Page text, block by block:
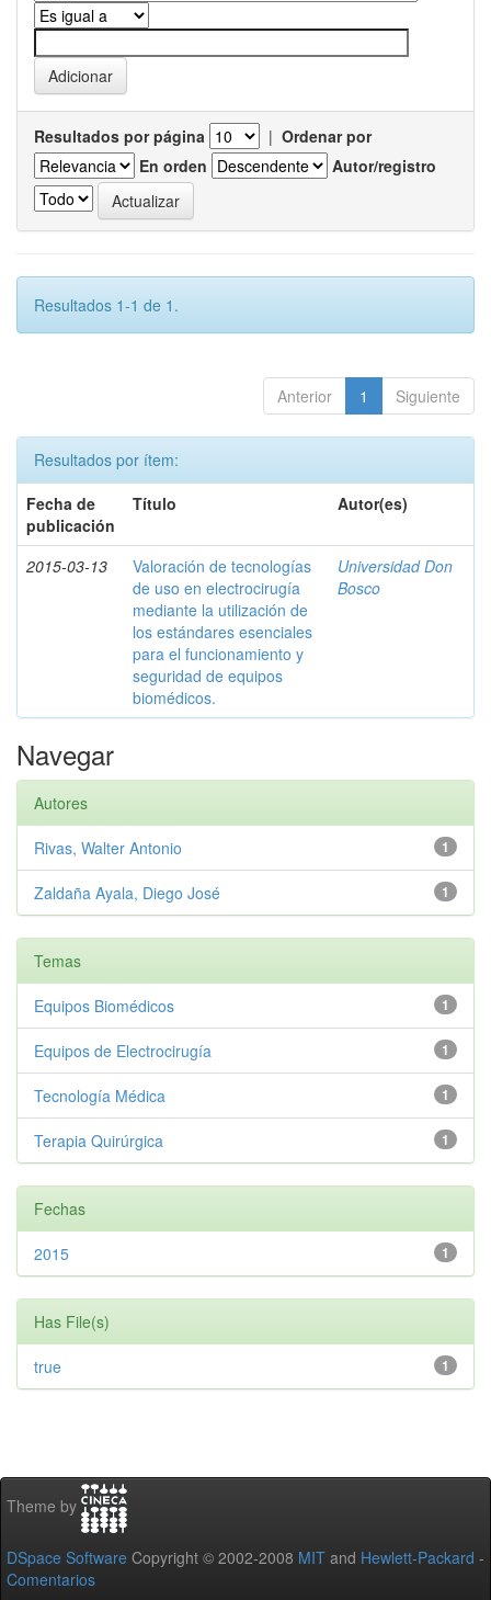
Resultados por página | Ordenar por
En orden
Autor/registro
Resultados 1-1 de 1.
Anterior 1 Siguiente
Resultados por ítem:
Fecha de
publicación
Título Autor(es)
2015-03-13
Valoración de tecnologías
de uso en electrocirugía
mediante la utilización de
los estándares esenciales
para el funcionamiento y
seguridad de equipos
biomédicos.
Universidad Don
Bosco
Navegar
Autores
1
Rivas, Walter Antonio
1
Zaldaña Ayala, Diego José
Temas
1
Equipos Biomédicos
1
Equipos de Electrocirugía
1
Tecnología Médica
1
Terapia Quirúrgica
Fechas
1
2015
Has File(s)
1
true
Theme by
DSpace Software Copyright © 2002-2008 MIT and Hewlett-Packard -
Comentarios